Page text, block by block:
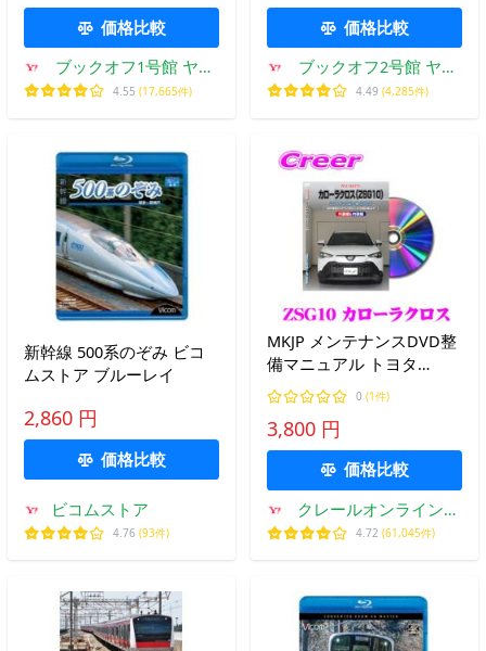
価格比較
ブックオフ1号館 ヤフ
ーショッピング店
4.55 (17,665件)
価格比較
ブックオフ2号館 ヤフ
ーショッピング店
4.49 (4,285件)
新幹線 500系のぞみ ビコ
ムストア ブルーレイ
2,860 円
価格比較
ビコムストア
4.76 (93件)
MKJP メンテナンスDVD整
備マニュアル トヨタ
ZSG10 カローラクロス用
0 (1件)
3,800 円
価格比較
クレールオンラインシ
ョップ
4.72 (61,045件)